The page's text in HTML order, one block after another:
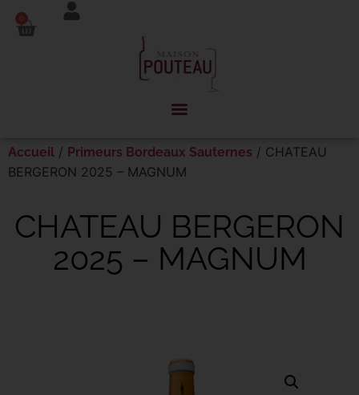
0
Accueil / Primeurs Bordeaux Sauternes / CHATEAU
BERGERON 2025 – MAGNUM
CHATEAU BERGERON
2025 – MAGNUM
Panneau de gestion des cookies